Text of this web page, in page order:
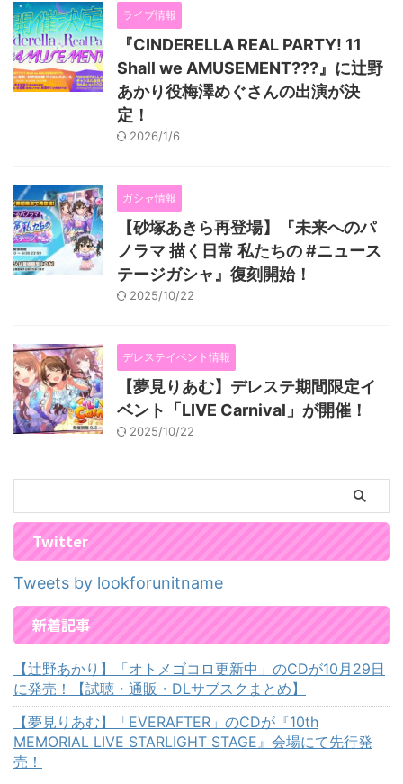
ライブ情報
『CINDERELLA REAL PARTY! 11
Shall we AMUSEMENT???』に辻野
あかり役梅澤めぐさんの出演が決
定！
2026/1/6
ガシャ情報
【砂塚あきら再登場】『未来へのパ
ノラマ 描く日常 私たちの #ニュース
テージガシャ』復刻開始！
2025/10/22
デレステイベント情報
【夢見りあむ】デレステ期間限定イ
ベント「LIVE Carnival」が開催！
2025/10/22
Twitter
Tweets by lookforunitname
新着記事
【辻野あかり】「オトメゴコロ更新中」のCDが10月29日
に発売！【試聴・通販・DLサブスクまとめ】
【夢見りあむ】「EVERAFTER」のCDが『10th
MEMORIAL LIVE STARLIGHT STAGE』会場にて先行発
売！